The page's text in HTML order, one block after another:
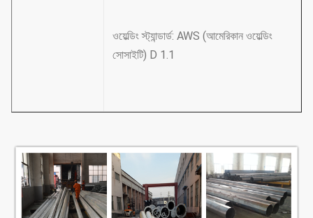
ওয়েল্ডিং স্ট্যান্ডার্ড: AWS (আমেরিকান ওয়েল্ডিং
সোসাইটি) D 1.1